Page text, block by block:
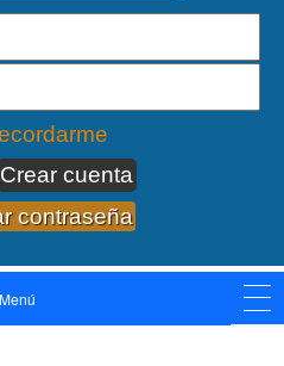
Crear cuenta
contraseña
Menú